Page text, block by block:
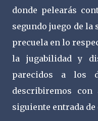
donde pelearás
segundo juego de la
precuela en lo
la jugabilidad y
parecidos a los
describiremos
siguiente entrada